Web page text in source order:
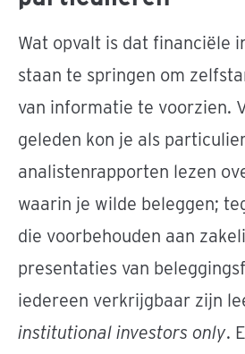
Wat opvalt is dat financiële
staan te springen om
van informatie te voorzien.
geleden kon je als
analistenrapporten lezen
waarin je wilde beleggen;
die voorbehouden aan
presentaties van
iedereen verkrijgbaar zijn
institutional investors only.